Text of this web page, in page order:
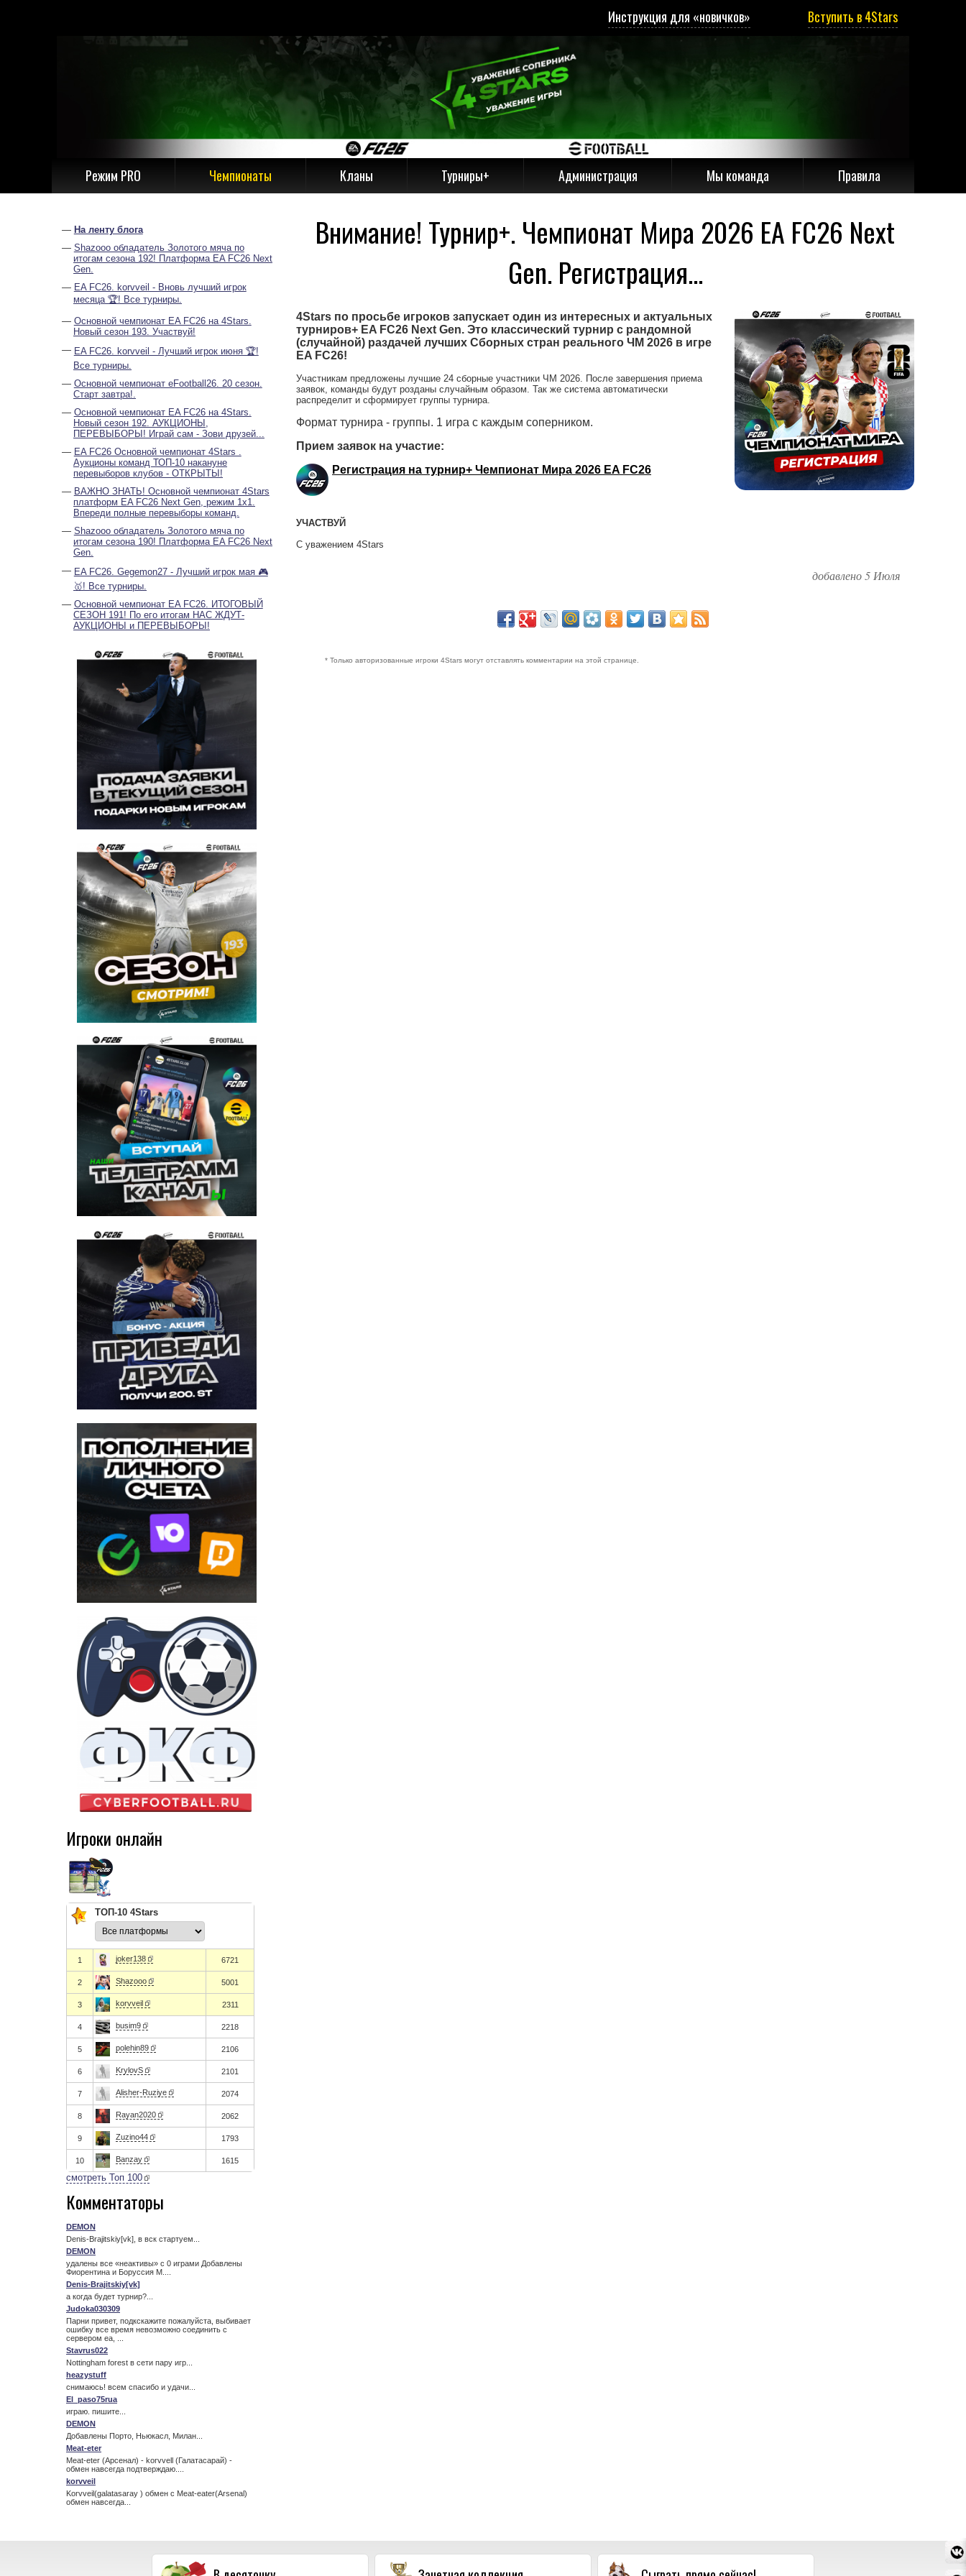
Вступить в 4Stars
Инструкция для «новичков»
Режим PRO Чемпионаты Кланы Турниры+ Администрация Мы команда Правила
На ленту блога
Shazooo обладатель Золотого мяча по
итогам сезона 192! Платформа EA FC26 Next
Gen.
EA FC26. korvveil - Вновь лучший игрок
месяца 🏆! Все турниры.
Основной чемпионат EA FC26 на 4Stars.
Новый сезон 193. Участвуй!
EA FC26. korvveil - Лучший игрок июня 🏆!
Все турниры.
Основной чемпионат eFootball26. 20 сезон.
Старт завтра!.
Основной чемпионат EA FC26 на 4Stars.
Новый сезон 192. АУКЦИОНЫ,
ПЕРЕВЫБОРЫ! Играй сам - Зови друзей...
EA FC26 Основной чемпионат 4Stars .
Аукционы команд ТОП-10 накануне
перевыборов клубов - ОТКРЫТЫ!
ВАЖНО ЗНАТЬ! Основной чемпионат 4Stars
платформ EA FC26 Next Gen, режим 1х1.
Впереди полные перевыборы команд.
Shazooo обладатель Золотого мяча по
итогам сезона 190! Платформа EA FC26 Next
Gen.
EA FC26. Gegemon27 - Лучший игрок мая 🎮
🥇! Все турниры.
Основной чемпионат EA FC26. ИТОГОВЫЙ
СЕЗОН 191! По его итогам НАС ЖДУТ-
АУКЦИОНЫ и ПЕРЕВЫБОРЫ!
Игроки онлайн
ТОП-10 4Stars
1 joker138 6721
2 Shazooo 5001
3 korvveil 2311
4 busim9 2218
5 polehin89 2106
6 KrylovS 2101
7 Alisher-Ruziye 2074
8 Rayan2020 2062
9 Zuzino44 1793
10 Banzay 1615
смотреть Топ 100
Комментаторы
DEMON
Denis-Brajitskiy[vk], в вск стартуем...
DEMON
удалены все «неактивы» с 0 играми Добавлены
Фиорентина и Боруссия М....
Denis-Brajitskiy[vk]
а когда будет турнир?...
Judoka030309
Парни привет, подкскажите пожалуйста, выбивает
ошибку все время невозможно соединить с
сервером ea, ...
Stavrus022
Nottingham forest в сети пару игр...
heazystuff
снимаюсь! всем спасибо и удачи...
El_paso75rua
играю. пишите...
DEMON
Добавлены Порто, Ньюкасл, Милан...
Meat-eter
Meat-eter (Арсенал) - korvvell (Галатасарай) -
обмен навсегда подтверждаю....
korvveil
Korvveil(galatasaray ) обмен с Meat-eater(Arsenal)
обмен навсегда...
Внимание! Турнир+. Чемпионат Мира 2026 EA FC26 Next
Gen. Регистрация...
4Stars по просьбе игроков запускает один из интересных и актуальных
турниров+ EA FC26 Next Gen. Это классический турнир с рандомной
(случайной) раздачей лучших Сборных стран реального ЧМ 2026 в игре
EA FC26!
Участникам предложены лучшие 24 сборные участники ЧМ 2026. После завершения приема
заявок, команды будут розданы случайным образом. Так же система автоматически
распределит и сформирует группы турнира.
Формат турнира - группы. 1 игра с каждым соперником.
Прием заявок на участие:
Регистрация на турнир+ Чемпионат Мира 2026 EA FC26
УЧАСТВУЙ
С уважением 4Stars
добавлено 5 Июля
* Только авторизованные игроки 4Stars могут отставлять комментарии на этой странице.